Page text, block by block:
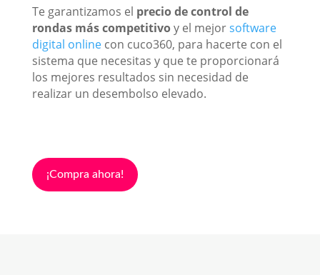
Te garantizamos el precio de control de
rondas más competitivoy el mejorsoftware
digital onlinecon cuco360, para hacerte con el
sistema que necesitas y que te proporcionará
los mejores resultados sin necesidad de
realizar un desembolso elevado.
¡Compra ahora!